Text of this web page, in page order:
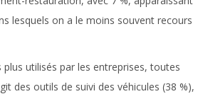
lesquels on a le moins souvent recours
utilisés par les entreprises, toutes
des outils de suivi des véhicules (38 %),